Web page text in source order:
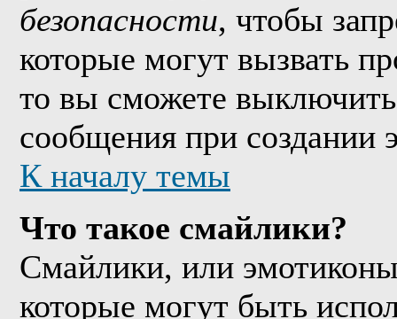
безопасности, чтобы
которые могут вызвать
то вы сможете выключить
сообщения при создании
К началу темы
Что такое смайлики?
Смайлики, или
которые могут быть